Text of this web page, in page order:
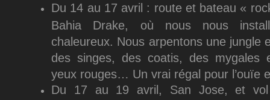
Du 14 au 17 avril : route et bateau «
Bahia Drake, où nous nous
chaleureux. Nous arpentons une jungle
des singes, des coatis, des mygales
yeux rouges… Un vrai régal pour l’ouïe
Du 17 au 19 avril, San Jose, et